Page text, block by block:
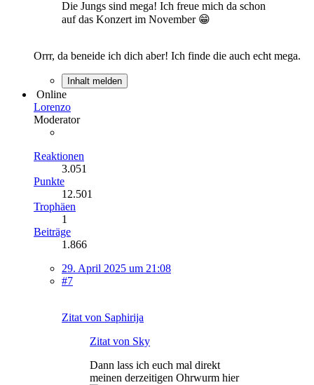
Die Jungs sind mega! Ich freue mich da schon
auf das Konzert im November 😁
Orrr, da beneide ich dich aber! Ich finde die auch echt mega.
Inhalt melden
Online
Lorenzo
Moderator
Reaktionen
3.051
Punkte
12.501
Trophäen
1
Beiträge
1.866
29. April 2025 um 21:08
#7
Zitat von Saphirija
Zitat von Sky
Dann lass ich euch mal direkt
meinen derzeitigen Ohrwurm hier